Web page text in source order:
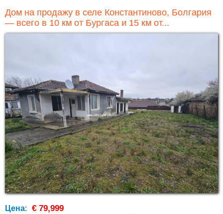
Дом на продажу в селе Константиново, Болгария
— всего в 10 км от Бургаса и 15 км от...
Цена: € 79,999